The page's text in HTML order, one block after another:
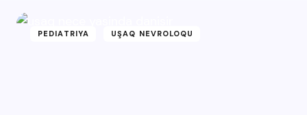
PEDIATRIYA UŞAQ NEVROLOQU